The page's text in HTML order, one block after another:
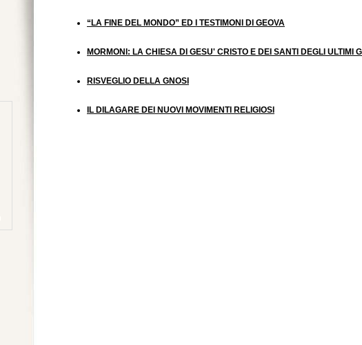
“LA FINE DEL MONDO” ED I TESTIMONI DI GEOVA
MORMONI: LA CHIESA DI GESU' CRISTO E DEI SANTI DEGLI ULTIMI
RISVEGLIO DELLA GNOSI
IL DILAGARE DEI NUOVI MOVIMENTI RELIGIOSI